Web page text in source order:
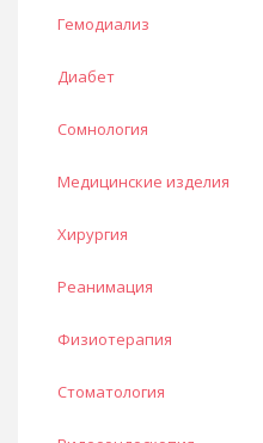
Гемодиализ
Диабет
Сомнология
Медицинские изделия
Хирургия
Реанимация
Физиотерапия
Стоматология